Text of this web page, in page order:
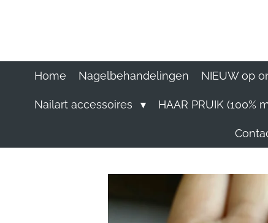
Home Nagelbehandelingen NIEUW op
Nailart accessoires HAAR PRUIK (100%